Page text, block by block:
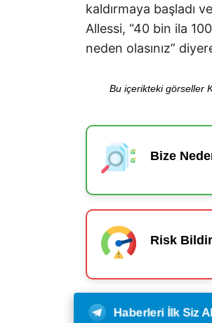
kaldırmaya başladı
Allessi, “40 bin ila
neden olasınız”
Bu içerikteki görseller
Bize
Risk
Haberleri İlk Siz